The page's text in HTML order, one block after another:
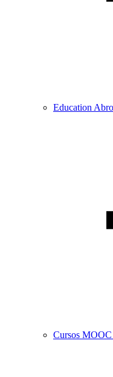
Education
Cursos